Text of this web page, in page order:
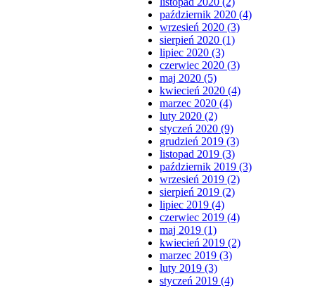
październik 2020 (4)
wrzesień 2020 (3)
sierpień 2020 (1)
lipiec 2020 (3)
czerwiec 2020 (3)
maj 2020 (5)
kwiecień 2020 (4)
marzec 2020 (4)
luty 2020 (2)
styczeń 2020 (9)
grudzień 2019 (3)
listopad 2019 (3)
październik 2019 (3)
wrzesień 2019 (2)
sierpień 2019 (2)
lipiec 2019 (4)
czerwiec 2019 (4)
maj 2019 (1)
kwiecień 2019 (2)
marzec 2019 (3)
luty 2019 (3)
styczeń 2019 (4)